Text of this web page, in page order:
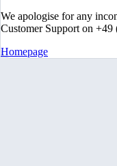
We apologise for any
Customer Support on
Homepage